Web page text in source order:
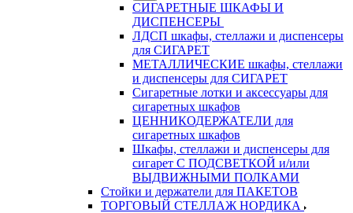
СИГАРЕТНЫЕ ШКАФЫ И
ДИСПЕНСЕРЫ
ЛДСП шкафы, стеллажи и диспенсеры
для СИГАРЕТ
МЕТАЛЛИЧЕСКИЕ шкафы, стеллажи
и диспенсеры для СИГАРЕТ
Сигаретные лотки и аксессуары для
сигаретных шкафов
ЦЕННИКОДЕРЖАТЕЛИ для
сигаретных шкафов
Шкафы, стеллажи и диспенсеры для
сигарет С ПОДСВЕТКОЙ и/или
ВЫДВИЖНЫМИ ПОЛКАМИ
Стойки и держатели для ПАКЕТОВ
ТОРГОВЫЙ СТЕЛЛАЖ НОРДИКА